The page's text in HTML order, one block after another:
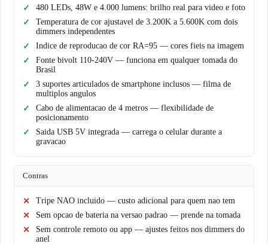
480 LEDs, 48W e 4.000 lumens: brilho real para video e foto
Temperatura de cor ajustavel de 3.200K a 5.600K com dois
dimmers independentes
Indice de reproducao de cor RA=95 — cores fieis na imagem
Fonte bivolt 110-240V — funciona em qualquer tomada do
Brasil
3 suportes articulados de smartphone inclusos — filma de
multiplos angulos
Cabo de alimentacao de 4 metros — flexibilidade de
posicionamento
Saida USB 5V integrada — carrega o celular durante a
gravacao
Contras
Tripe NAO incluido — custo adicional para quem nao tem
Sem opcao de bateria na versao padrao — prende na tomada
Sem controle remoto ou app — ajustes feitos nos dimmers do
anel